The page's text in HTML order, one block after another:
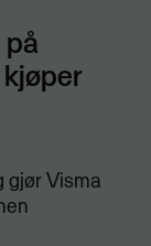
gjør Visma